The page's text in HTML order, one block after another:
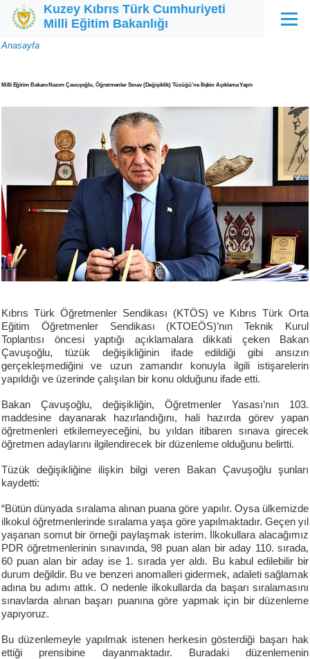
Ana içeriğe atla
Kuzey Kıbrıs Türk Cumhuriyeti
Milli Eğitim Bakanlığı
Menü
Sayfa
Anasayfa
Milli Eğitim Bakanı Nazım Çavuşoğlu, Öğretmenler Sınav (Değişiklik) Tüzüğü’ne İlişkin Açıklama Yaptı
Kıbrıs Türk Öğretmenler Sendikası (KTÖS) ve Kıbrıs Türk Orta
Eğitim Öğretmenler Sendikası (KTOEÖS)’nın Teknik Kurul
Toplantısı öncesi yaptığı açıklamalara dikkati çeken Bakan
Çavuşoğlu, tüzük değişikliğinin ifade edildiği gibi ansızın
gerçekleşmediğini ve uzun zamandır konuyla ilgili istişarelerin
yapıldığı ve üzerinde çalışılan bir konu olduğunu ifade etti.
Bakan Çavuşoğlu, değişikliğin, Öğretmenler Yasası’nın 103.
maddesine dayanarak hazırlandığını, hali hazırda görev yapan
öğretmenleri etkilemeyeceğini, bu yıldan itibaren sınava girecek
öğretmen adaylarını ilgilendirecek bir düzenleme olduğunu belirtti.
Tüzük değişikliğine ilişkin bilgi veren Bakan Çavuşoğlu şunları
kaydetti:
“Bütün dünyada sıralama alınan puana göre yapılır. Oysa ülkemizde
ilkokul öğretmenlerinde sıralama yaşa göre yapılmaktadır. Geçen yıl
yaşanan somut bir örneği paylaşmak isterim. İlkokullara alacağımız
PDR öğretmenlerinin sınavında, 98 puan alan bir aday 110. sırada,
60 puan alan bir aday ise 1. sırada yer aldı. Bu kabul edilebilir bir
durum değildir. Bu ve benzeri anomalleri gidermek, adaleti sağlamak
adına bu adımı attık. O nedenle ilkokullarda da başarı sıralamasını
sınavlarda alınan başarı puanına göre yapmak için bir düzenleme
yapıyoruz.
Bu düzenlemeyle yapılmak istenen herkesin gösterdiği başarı hak
ettiği prensibine dayanmaktadır. Buradaki düzenlemenin